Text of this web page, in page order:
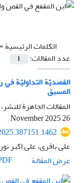
الكلمات الرئيسية =
عدد المقالات:
1
القصديّة التداوليّة
المسبق
المقالات الجاهزة
26 November 2025
علی باقری، علی اکبر
عرض المقالة